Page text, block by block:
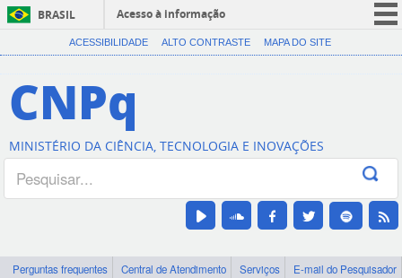
BRASIL
Acesso à informação
CORONAVÍRUS (COVID-19)
Canais
ACESSIBILIDADE ALTO CONTRASTE MAPA DO SITE
CNPq
MINISTÉRIO DA CIÊNCIA, TECNOLOGIA E INOVAÇÕES
Perguntas frequentes Central de Atendimento Serviços
E-mail do Pesquisador